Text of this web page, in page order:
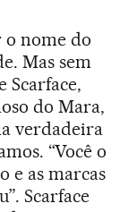
o nome do
Mas sem
Scarface,
do Mara,
verdadeira
“Você o
e as marcas
Scarface